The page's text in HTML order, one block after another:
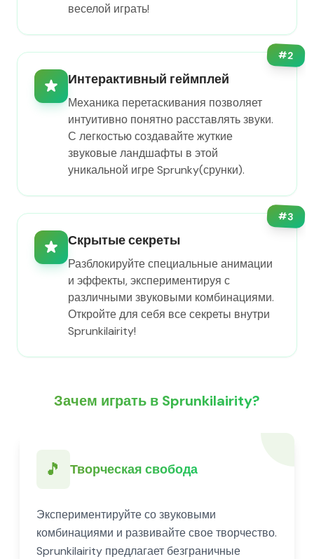
веселой играть!
#2
Интерактивный геймплей
Механика перетаскивания позволяет
интуитивно понятно расставлять звуки.
С легкостью создавайте жуткие
звуковые ландшафты в этой
уникальной игре Sprunky(срунки).
#3
Скрытые секреты
Разблокируйте специальные анимации
и эффекты, экспериментируя с
различными звуковыми комбинациями.
Откройте для себя все секреты внутри
Sprunkilairity!
Зачем играть в Sprunkilairity?
🎵 Творческая свобода
Экспериментируйте со звуковыми
комбинациями и развивайте свое творчество.
Sprunkilairity предлагает безграничные